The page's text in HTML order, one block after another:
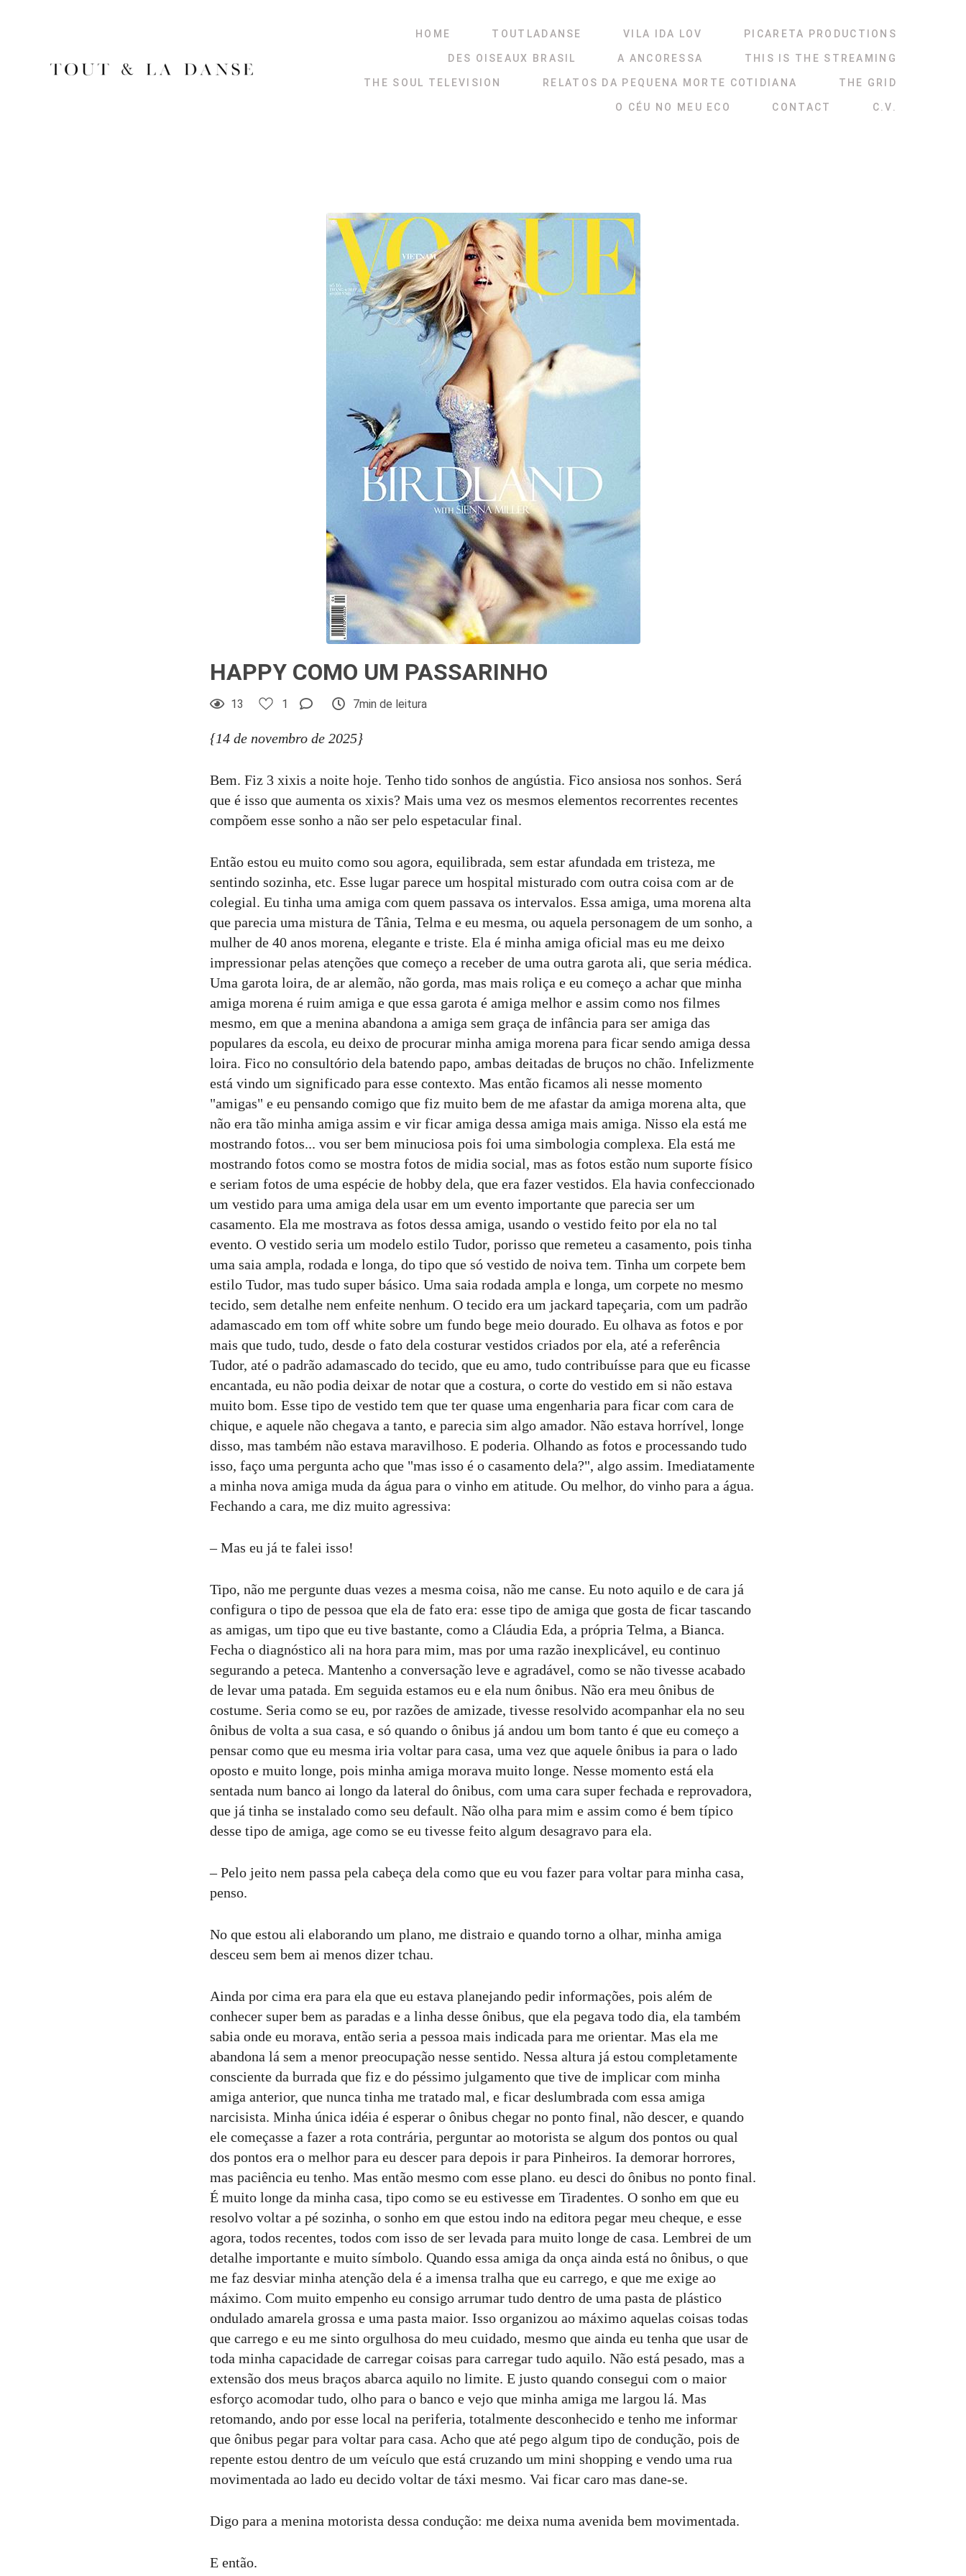
HOME TOUTLADANSE VILA IDA LOV PICARETA PRODUCTIONS
DES OISEAUX BRASIL A ANCORESSA THIS IS THE STREAMING
THE SOUL TELEVISION RELATOS DA PEQUENA MORTE COTIDIANA THE GRID
O CÉU NO MEU ECO CONTACT C.V.
HAPPY COMO UM PASSARINHO
13 1 7min de leitura
{14 de novembro de 2025}
Bem. Fiz 3 xixis a noite hoje. Tenho tido sonhos de angústia. Fico ansiosa nos sonhos. Será
que é isso que aumenta os xixis? Mais uma vez os mesmos elementos recorrentes recentes
compõem esse sonho a não ser pelo espetacular final.
Então estou eu muito como sou agora, equilibrada, sem estar afundada em tristeza, me
sentindo sozinha, etc. Esse lugar parece um hospital misturado com outra coisa com ar de
colegial. Eu tinha uma amiga com quem passava os intervalos. Essa amiga, uma morena alta
que parecia uma mistura de Tânia, Telma e eu mesma, ou aquela personagem de um sonho, a
mulher de 40 anos morena, elegante e triste. Ela é minha amiga oficial mas eu me deixo
impressionar pelas atenções que começo a receber de uma outra garota ali, que seria médica.
Uma garota loira, de ar alemão, não gorda, mas mais roliça e eu começo a achar que minha
amiga morena é ruim amiga e que essa garota é amiga melhor e assim como nos filmes
mesmo, em que a menina abandona a amiga sem graça de infância para ser amiga das
populares da escola, eu deixo de procurar minha amiga morena para ficar sendo amiga dessa
loira. Fico no consultório dela batendo papo, ambas deitadas de bruços no chão. Infelizmente
está vindo um significado para esse contexto. Mas então ficamos ali nesse momento
"amigas" e eu pensando comigo que fiz muito bem de me afastar da amiga morena alta, que
não era tão minha amiga assim e vir ficar amiga dessa amiga mais amiga. Nisso ela está me
mostrando fotos... vou ser bem minuciosa pois foi uma simbologia complexa. Ela está me
mostrando fotos como se mostra fotos de midia social, mas as fotos estão num suporte físico
e seriam fotos de uma espécie de hobby dela, que era fazer vestidos. Ela havia confeccionado
um vestido para uma amiga dela usar em um evento importante que parecia ser um
casamento. Ela me mostrava as fotos dessa amiga, usando o vestido feito por ela no tal
evento. O vestido seria um modelo estilo Tudor, porisso que remeteu a casamento, pois tinha
uma saia ampla, rodada e longa, do tipo que só vestido de noiva tem. Tinha um corpete bem
estilo Tudor, mas tudo super básico. Uma saia rodada ampla e longa, um corpete no mesmo
tecido, sem detalhe nem enfeite nenhum. O tecido era um jackard tapeçaria, com um padrão
adamascado em tom off white sobre um fundo bege meio dourado. Eu olhava as fotos e por
mais que tudo, tudo, desde o fato dela costurar vestidos criados por ela, até a referência
Tudor, até o padrão adamascado do tecido, que eu amo, tudo contribuísse para que eu ficasse
encantada, eu não podia deixar de notar que a costura, o corte do vestido em si não estava
muito bom. Esse tipo de vestido tem que ter quase uma engenharia para ficar com cara de
chique, e aquele não chegava a tanto, e parecia sim algo amador. Não estava horrível, longe
disso, mas também não estava maravilhoso. E poderia. Olhando as fotos e processando tudo
isso, faço uma pergunta acho que "mas isso é o casamento dela?", algo assim. Imediatamente
a minha nova amiga muda da água para o vinho em atitude. Ou melhor, do vinho para a água.
Fechando a cara, me diz muito agressiva:
– Mas eu já te falei isso!
Tipo, não me pergunte duas vezes a mesma coisa, não me canse. Eu noto aquilo e de cara já
configura o tipo de pessoa que ela de fato era: esse tipo de amiga que gosta de ficar tascando
as amigas, um tipo que eu tive bastante, como a Cláudia Eda, a própria Telma, a Bianca.
Fecha o diagnóstico ali na hora para mim, mas por uma razão inexplicável, eu continuo
segurando a peteca. Mantenho a conversação leve e agradável, como se não tivesse acabado
de levar uma patada. Em seguida estamos eu e ela num ônibus. Não era meu ônibus de
costume. Seria como se eu, por razões de amizade, tivesse resolvido acompanhar ela no seu
ônibus de volta a sua casa, e só quando o ônibus já andou um bom tanto é que eu começo a
pensar como que eu mesma iria voltar para casa, uma vez que aquele ônibus ia para o lado
oposto e muito longe, pois minha amiga morava muito longe. Nesse momento está ela
sentada num banco ai longo da lateral do ônibus, com uma cara super fechada e reprovadora,
que já tinha se instalado como seu default. Não olha para mim e assim como é bem típico
desse tipo de amiga, age como se eu tivesse feito algum desagravo para ela.
– Pelo jeito nem passa pela cabeça dela como que eu vou fazer para voltar para minha casa,
penso.
No que estou ali elaborando um plano, me distraio e quando torno a olhar, minha amiga
desceu sem bem ai menos dizer tchau.
Ainda por cima era para ela que eu estava planejando pedir informações, pois além de
conhecer super bem as paradas e a linha desse ônibus, que ela pegava todo dia, ela também
sabia onde eu morava, então seria a pessoa mais indicada para me orientar. Mas ela me
abandona lá sem a menor preocupação nesse sentido. Nessa altura já estou completamente
consciente da burrada que fiz e do péssimo julgamento que tive de implicar com minha
amiga anterior, que nunca tinha me tratado mal, e ficar deslumbrada com essa amiga
narcisista. Minha única idéia é esperar o ônibus chegar no ponto final, não descer, e quando
ele começasse a fazer a rota contrária, perguntar ao motorista se algum dos pontos ou qual
dos pontos era o melhor para eu descer para depois ir para Pinheiros. Ia demorar horrores,
mas paciência eu tenho. Mas então mesmo com esse plano. eu desci do ônibus no ponto final.
É muito longe da minha casa, tipo como se eu estivesse em Tiradentes. O sonho em que eu
resolvo voltar a pé sozinha, o sonho em que estou indo na editora pegar meu cheque, e esse
agora, todos recentes, todos com isso de ser levada para muito longe de casa. Lembrei de um
detalhe importante e muito símbolo. Quando essa amiga da onça ainda está no ônibus, o que
me faz desviar minha atenção dela é a imensa tralha que eu carrego, e que me exige ao
máximo. Com muito empenho eu consigo arrumar tudo dentro de uma pasta de plástico
ondulado amarela grossa e uma pasta maior. Isso organizou ao máximo aquelas coisas todas
que carrego e eu me sinto orgulhosa do meu cuidado, mesmo que ainda eu tenha que usar de
toda minha capacidade de carregar coisas para carregar tudo aquilo. Não está pesado, mas a
extensão dos meus braços abarca aquilo no limite. E justo quando consegui com o maior
esforço acomodar tudo, olho para o banco e vejo que minha amiga me largou lá. Mas
retomando, ando por esse local na periferia, totalmente desconhecido e tenho me informar
que ônibus pegar para voltar para casa. Acho que até pego algum tipo de condução, pois de
repente estou dentro de um veículo que está cruzando um mini shopping e vendo uma rua
movimentada ao lado eu decido voltar de táxi mesmo. Vai ficar caro mas dane-se.
Digo para a menina motorista dessa condução: me deixa numa avenida bem movimentada.
E então.